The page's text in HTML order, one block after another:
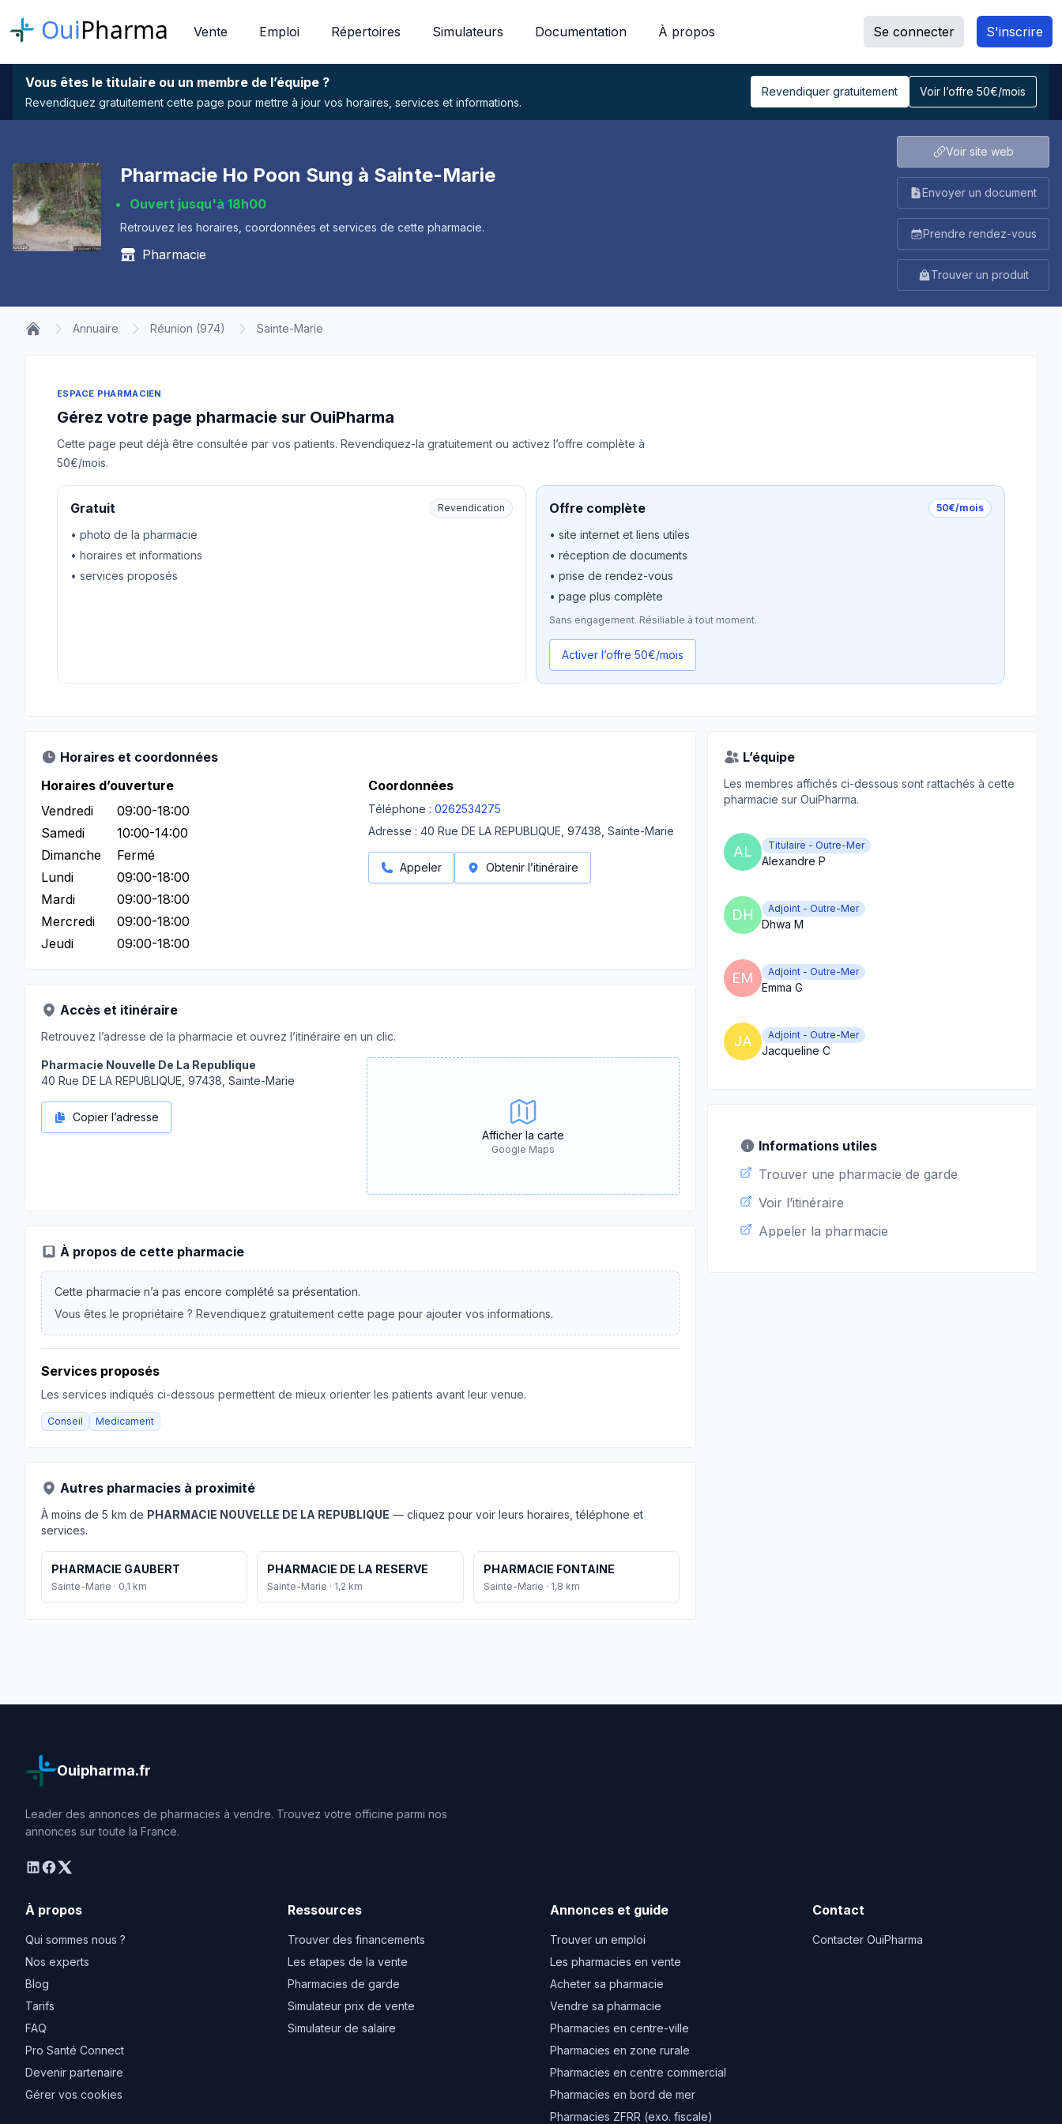
OuiPharma Vente Emploi Répertoires Simulateurs Documentation À propos Se connecter S'inscrire
Vous êtes le titulaire ou un membre de l’équipe ?
Revendiquez gratuitement cette page pour mettre à jour vos horaires, services et informations.
Revendiquer gratuitement Voir l’offre 50€/mois
Pharmacie Ho Poon Sung à Sainte-Marie
Ouvert jusqu'à 18h00
Retrouvez les horaires, coordonnées et services de cette pharmacie.
Pharmacie
Voir site web
Envoyer un document
Prendre rendez-vous
Trouver un produit
Annuaire Réunion (974) Sainte-Marie
ESPACE PHARMACIEN
Gérez votre page pharmacie sur OuiPharma
Cette page peut déjà être consultée par vos patients. Revendiquez-la gratuitement ou activez l’offre complète à
50€/mois.
Gratuit Revendication
• photo de la pharmacie
• horaires et informations
• services proposés
Offre complète 50€/mois
• site internet et liens utiles
• réception de documents
• prise de rendez-vous
• page plus complète
Sans engagement. Résiliable à tout moment.
Activer l’offre 50€/mois
Horaires et coordonnées
Horaires d’ouverture
Vendredi
09:00-18:00
Samedi
10:00-14:00
Dimanche
Fermé
Lundi
09:00-18:00
Mardi
09:00-18:00
Mercredi
09:00-18:00
Jeudi
09:00-18:00
Coordonnées
Téléphone : 0262534275
Adresse : 40 Rue DE LA REPUBLIQUE, 97438, Sainte-Marie
Appeler Obtenir l’itinéraire
Accès et itinéraire
Retrouvez l’adresse de la pharmacie et ouvrez l’itinéraire en un clic.
Pharmacie Nouvelle De La Republique
40 Rue DE LA REPUBLIQUE, 97438, Sainte-Marie
Copier l’adresse
Afficher la carte
Google Maps
À propos de cette pharmacie
Cette pharmacie n’a pas encore complété sa présentation.
Vous êtes le propriétaire ? Revendiquez gratuitement cette page pour ajouter vos informations.
Services proposés
Les services indiqués ci-dessous permettent de mieux orienter les patients avant leur venue.
Conseil Medicament
Autres pharmacies à proximité
À moins de 5 km de PHARMACIE NOUVELLE DE LA REPUBLIQUE — cliquez pour voir leurs horaires, téléphone et
services.
PHARMACIE GAUBERT
Sainte-Marie · 0,1 km
PHARMACIE DE LA RESERVE
Sainte-Marie · 1,2 km
PHARMACIE FONTAINE
Sainte-Marie · 1,8 km
L’équipe
Les membres affichés ci-dessous sont rattachés à cette
pharmacie sur OuiPharma.
AL Titulaire - Outre-Mer
Alexandre P
DH Adjoint - Outre-Mer
Dhwa M
EM Adjoint - Outre-Mer
Emma G
JA Adjoint - Outre-Mer
Jacqueline C
Informations utiles
Trouver une pharmacie de garde
Voir l’itinéraire
Appeler la pharmacie
Ouipharma.fr
Leader des annonces de pharmacies à vendre. Trouvez votre officine parmi nos
annonces sur toute la France.
linkedin
facebook
twitter
À propos
Qui sommes nous ?
Nos experts
Blog
Tarifs
FAQ
Pro Santé Connect
Devenir partenaire
Gérer vos cookies
Ressources
Trouver des financements
Les etapes de la vente
Pharmacies de garde
Simulateur prix de vente
Simulateur de salaire
Annonces et guide
Trouver un emploi
Les pharmacies en vente
Acheter sa pharmacie
Vendre sa pharmacie
Pharmacies en centre-ville
Pharmacies en zone rurale
Pharmacies en centre commercial
Pharmacies en bord de mer
Pharmacies ZFRR (exo. fiscale)
Contact
Contacter OuiPharma